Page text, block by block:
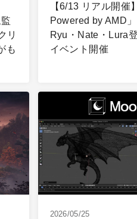
リ
も
【6/13 リアル開催
Powered by AMD
Ryu・Nate・Lura
イベント開催
2026/05/25